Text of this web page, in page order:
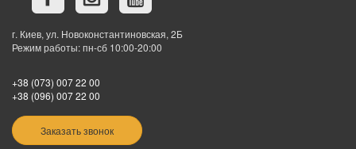
г. Киев, ул. Новоконстантиновская, 2Б
Режим работы: пн-сб 10:00-20:00
+38 (073) 007 22 00
+38 (096) 007 22 00
Заказать звонок